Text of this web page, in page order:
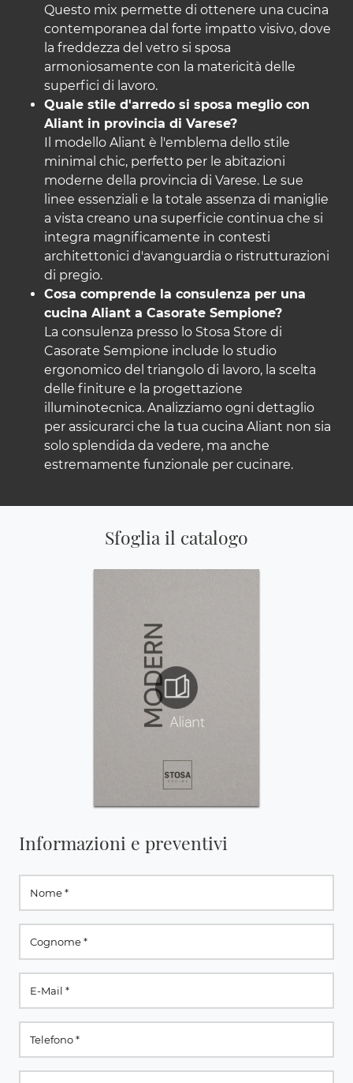
Questo mix permette di ottenere una cucina
contemporanea dal forte impatto visivo, dove
la freddezza del vetro si sposa
armoniosamente con la matericità delle
superfici di lavoro.
Quale stile d'arredo si sposa meglio con
Aliant in provincia di Varese?
Il modello Aliant è l'emblema dello stile
minimal chic, perfetto per le abitazioni
moderne della provincia di Varese. Le sue
linee essenziali e la totale assenza di maniglie
a vista creano una superficie continua che si
integra magnificamente in contesti
architettonici d'avanguardia o ristrutturazioni
di pregio.
Cosa comprende la consulenza per una
cucina Aliant a Casorate Sempione?
La consulenza presso lo Stosa Store di
Casorate Sempione include lo studio
ergonomico del triangolo di lavoro, la scelta
delle finiture e la progettazione
illuminotecnica. Analizziamo ogni dettaglio
per assicurarci che la tua cucina Aliant non sia
solo splendida da vedere, ma anche
estremamente funzionale per cucinare.
Sfoglia il catalogo
Informazioni e preventivi